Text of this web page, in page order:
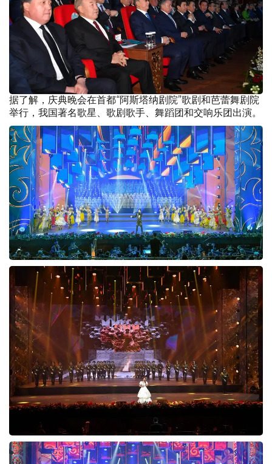
据了解，庆典晚会在首都“阿斯塔纳剧院”歌剧和芭蕾舞剧院
举行，我国著名歌星、歌剧歌手、舞蹈团和交响乐团出演。